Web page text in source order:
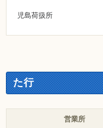
児島荷扱所
た行
営業所